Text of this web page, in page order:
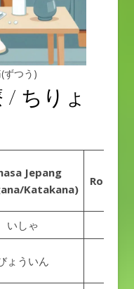
ずつう)
/ ちりょ
Jepang
Katakana)
いしゃ
ょういん